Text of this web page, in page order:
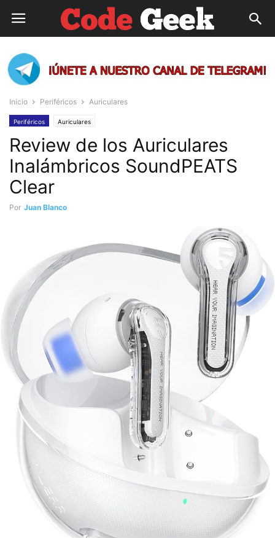
Inicio Periféricos Auriculares
Periféricos Auriculares
Review de los Auriculares
Inalámbricos SoundPEATS
Clear
Por Juan Blanco